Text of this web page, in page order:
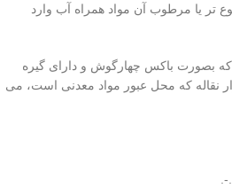
تر یا مرطوب آن مواد همراه آب وارد
( که بصورت باکس چهارگوش و دارای گیره
نقاله که محل عبور مواد معدنی است، می
.